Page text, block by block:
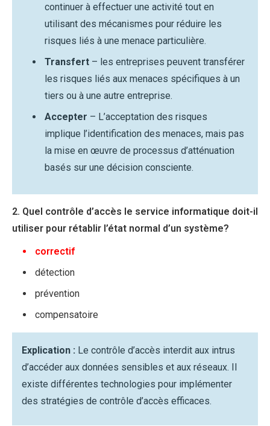
continuer à effectuer une activité tout en
utilisant des mécanismes pour réduire les
risques liés à une menace particulière.
Transfert – les entreprises peuvent transférer
les risques liés aux menaces spécifiques à un
tiers ou à une autre entreprise.
Accepter – L’acceptation des risques
implique l’identification des menaces, mais pas
la mise en œuvre de processus d’atténuation
basés sur une décision consciente.
2. Quel contrôle d’accès le service informatique doit-il
utiliser pour rétablir l’état normal d’un système?
correctif
détection
prévention
compensatoire
Explication : Le contrôle d’accès interdit aux intrus
d’accéder aux données sensibles et aux réseaux. Il
existe différentes technologies pour implémenter
des stratégies de contrôle d’accès efficaces.